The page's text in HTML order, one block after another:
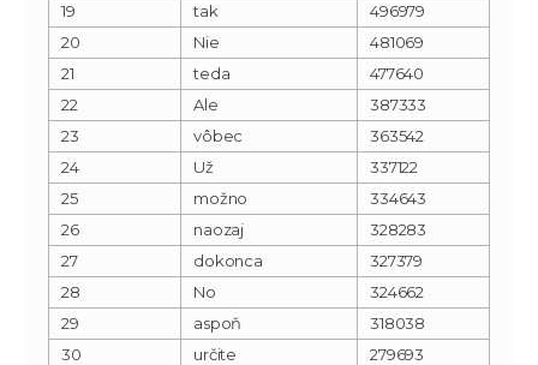
19
tak
496979
20
Nie
481069
21
teda
477640
22
Ale
387333
23
vôbec
363542
24
Už
337122
25
možno
334643
26
naozaj
328283
27
dokonca
327379
28
No
324662
29
aspoň
318038
30
určite
279693